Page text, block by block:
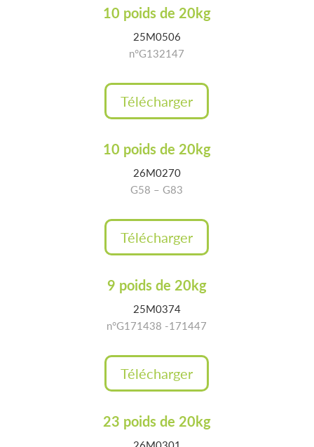
10 poids de 20kg
25M0506
n°G132147
Télécharger
10 poids de 20kg
26M0270
G58 – G83
Télécharger
9 poids de 20kg
25M0374
n°G171438 -171447
Télécharger
23 poids de 20kg